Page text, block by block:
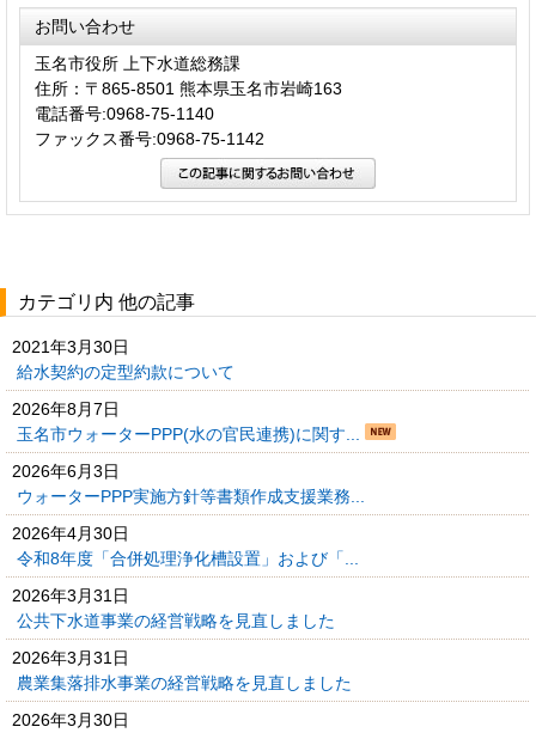
お問い合わせ
玉名市役所 上下水道総務課
住所：〒865-8501 熊本県玉名市岩崎163
電話番号:0968-75-1140
ファックス番号:0968-75-1142
カテゴリ内 他の記事
2021年3月30日
給水契約の定型約款について
2026年8月7日
玉名市ウォーターPPP(水の官民連携)に関す...
2026年6月3日
ウォーターPPP実施方針等書類作成支援業務...
2026年4月30日
令和8年度「合併処理浄化槽設置」および「...
2026年3月31日
公共下水道事業の経営戦略を見直しました
2026年3月31日
農業集落排水事業の経営戦略を見直しました
2026年3月30日